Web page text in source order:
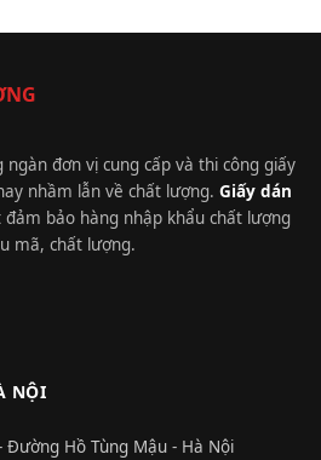
đơn vị cung cấp và thi công giấy
nhầm lẫn về chất lượng. Giấy dán
đảm bảo hàng nhập khẩu chất lượng
mã, chất lượng.
NỘI
Đường Hồ Tùng Mậu - Hà Nội